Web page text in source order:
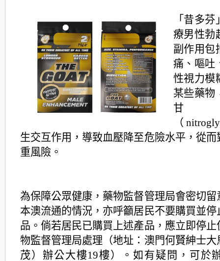
「昔多
療男性勃
副作用包
痛、嘔吐
性視力模
某些藥物
甘
（
生交互作用，導致血壓降至危險水平，從而
重風險。
為保障公眾健康，藥物監督管理局會密切留
本澳流通的情況，亦呼籲居民不要購買並停
品。倘若居民已購買上述產品，應立即停止
物監督管理局處理（地址：澳門何賢紳士大
茂）辦公大樓19樓）。如有疑問，可於